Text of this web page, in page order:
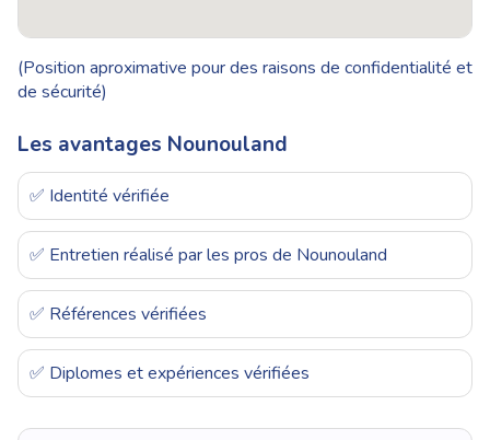
(Position aproximative pour des raisons de confidentialité et
de sécurité)
Les avantages Nounouland
✅ Identité vérifiée
✅ Entretien réalisé par les pros de Nounouland
✅ Références vérifiées
✅ Diplomes et expériences vérifiées